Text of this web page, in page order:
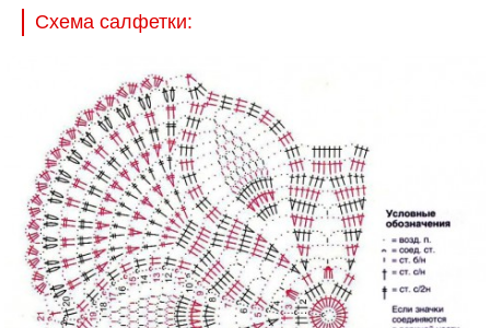
Схема салфетки: